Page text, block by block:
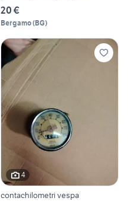
20 €
Bergamo(BG)
4
contachilometri vespa